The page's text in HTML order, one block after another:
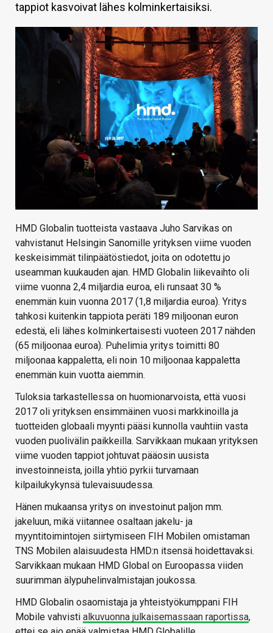
KAUPPA
VAIHDA TEEMA
HAKU
tappiot kasvoivat lähes kolminkertaisiksi.
HMD Globalin tuotteista vastaava Juho Sarvikas on
vahvistanut Helsingin Sanomille yrityksen viime vuoden
keskeisimmät tilinpäätöstiedot, joita on odotettu jo
useamman kuukauden ajan. HMD Globalin liikevaihto oli
viime vuonna 2,4 miljardia euroa, eli runsaat 30 %
enemmän kuin vuonna 2017 (1,8 miljardia euroa). Yritys
tahkosi kuitenkin tappiota peräti 189 miljoonan euron
edestä, eli lähes kolminkertaisesti vuoteen 2017 nähden
(65 miljoonaa euroa). Puhelimia yritys toimitti 80
miljoonaa kappaletta, eli noin 10 miljoonaa kappaletta
enemmän kuin vuotta aiemmin.
Tuloksia tarkastellessa on huomionarvoista, että vuosi
2017 oli yrityksen ensimmäinen vuosi markkinoilla ja
tuotteiden globaali myynti pääsi kunnolla vauhtiin vasta
vuoden puolivälin paikkeilla. Sarvikkaan mukaan yrityksen
viime vuoden tappiot johtuvat pääosin uusista
investoinneista, joilla yhtiö pyrkii turvamaan
kilpailukykynsä tulevaisuudessa.
Hänen mukaansa yritys on investoinut paljon mm.
jakeluun, mikä viitannee osaltaan jakelu- ja
myyntitoimintojen siirtymiseen FIH Mobilen omistaman
TNS Mobilen alaisuudesta HMD:n itsensä hoidettavaksi.
Sarvikkaan mukaan HMD Global on Euroopassa viiden
suurimman älypuhelinvalmistajan joukossa.
HMD Globalin osaomistaja ja yhteistyökumppani FIH
Mobile vahvisti alkuvuonna julkaisemassaan raportissa,